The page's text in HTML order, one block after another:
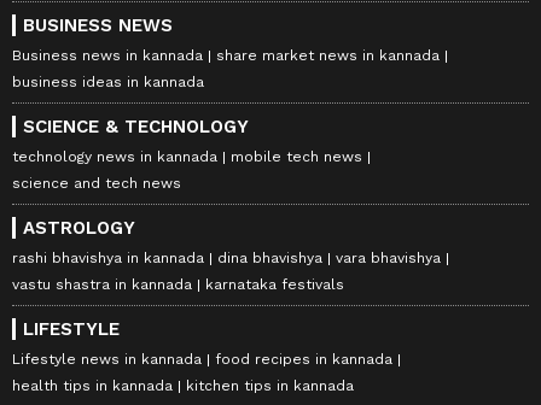
BUSINESS NEWS
Business news in kannada
share market news in kannada
business ideas in kannada
SCIENCE & TECHNOLOGY
technology news in kannada
mobile tech news
science and tech news
ASTROLOGY
rashi bhavishya in kannada dina bhavishya
vara bhavishya
vastu shastra in kannada
karnataka festivals
LIFESTYLE
Lifestyle news in kannada
food recipes in kannada
health tips in kannada
kitchen tips in kannada